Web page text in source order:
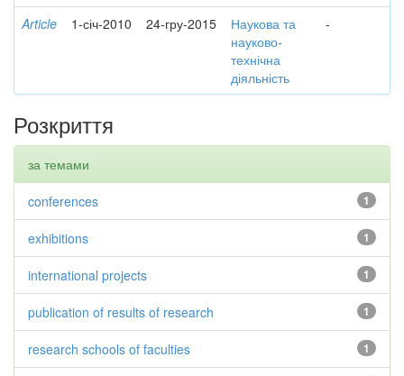
Article 1-січ-2010 24-гру-2015
Наукова та
науково-
технічна
діяльність
-
Розкриття
за темами
1
conferences
1
exhibitions
1
international projects
1
publication of results of research
1
research schools of faculties